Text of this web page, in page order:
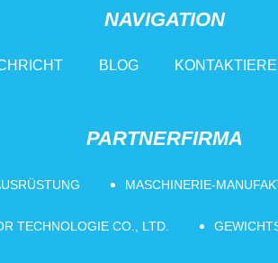
NAVIGATION
BLOG
PARTNERFIRMA
MASCHINERIE-
TECHNOLOGIE CO., LTD.